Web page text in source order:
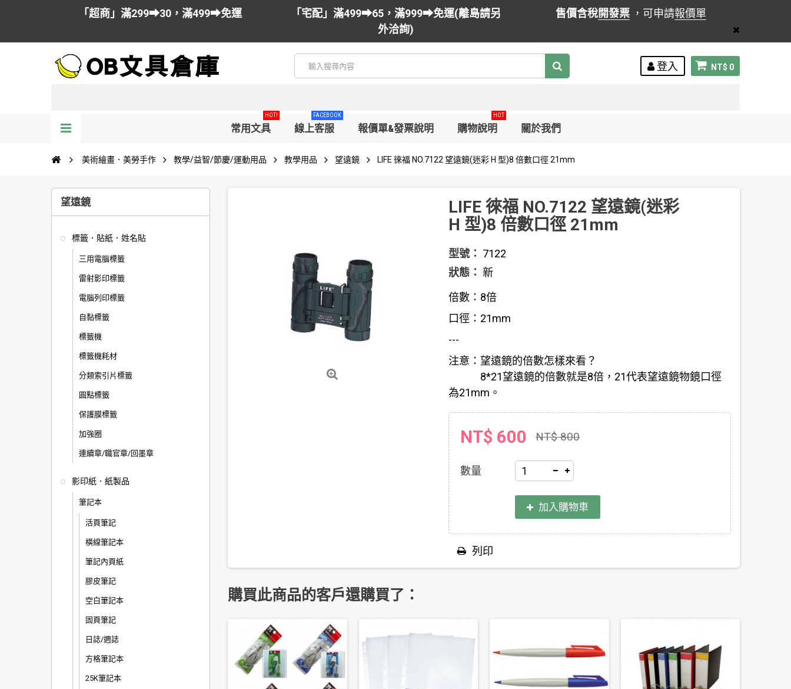
「超商」滿299➡30，滿499➡免運
「宅配」滿499➡65，滿999➡免運(離島請另
外洽詢)
售價含稅開發票 ，可申請報價單
NT$ 0
登入
常用文具
HOT!
線上客服
FACEBOOK
報價單&發票說明 購物說明
HOT
關於我們
美術繪畫．美勞手作 教學/益智/節慶/運動用品 教學用品 望遠鏡 LIFE 徠福 NO.7122 望遠鏡(迷彩 H 型)8 倍數口徑 21mm
望遠鏡
標籤．貼紙．姓名貼
三用電腦標籤
雷射影印標籤
電腦列印標籤
自黏標籤
標籤機
標籤機耗材
分類索引片標籤
圓點標籤
保護膜標籤
加強圈
連續章/職官章/回墨章
影印紙．紙製品
筆記本
活頁筆記
橫線筆記本
筆記內頁紙
膠皮筆記
空白筆記本
固頁筆記
日誌/週誌
方格筆記本
25K筆記本
LIFE 徠福 NO.7122 望遠鏡(迷彩
H 型)8 倍數口徑 21mm
型號： 7122
狀態： 新
倍數：8倍
口徑：21mm
---
注意：望遠鏡的倍數怎樣來看？
8*21望遠鏡的倍數就是8倍，21代表望遠鏡物鏡口徑
為21mm。
NT$ 600 NT$ 800
數量
加入購物車
列印
購買此商品的客戶還購買了：